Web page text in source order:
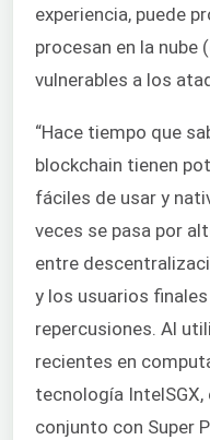
experiencia, puede
procesan en la nube
vulnerables a los
“Hace tiempo que
blockchain tienen
fáciles de usar y
veces se pasa por
entre
y los usuarios
repercusiones. Al
recientes en
tecnología
conjunto con Super